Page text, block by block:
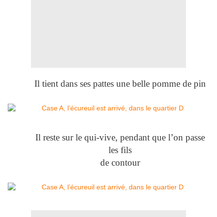
Il tient dans ses pattes une belle pomme de pin
Il reste sur le qui-vive, pendant que l’on passe
les fils
de contour